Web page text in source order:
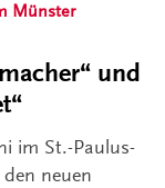
Münster
und
im St.-Paulus-
neuen